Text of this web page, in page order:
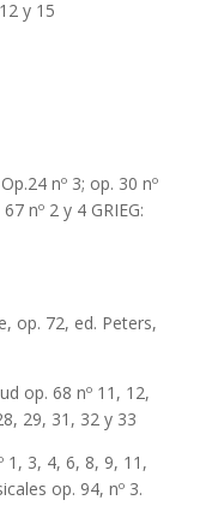
y 15
nº 3; op. 30 nº
nº 2 y 4 GRIEG:
op. 72, ed. Peters,
op. 68 nº 11, 12,
29, 31, 32 y 33
1, 3, 4, 6, 8, 9, 11,
op. 94, nº 3.